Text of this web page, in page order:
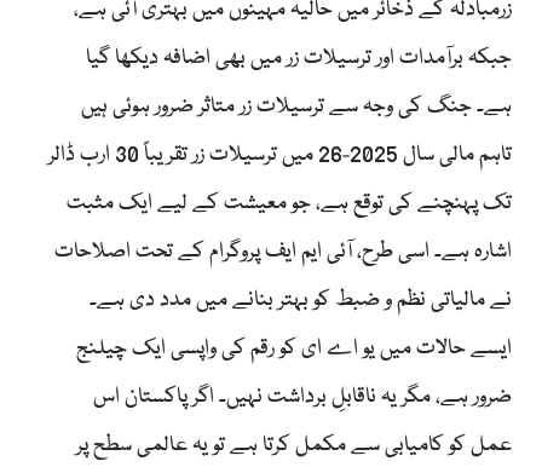
زرمبادلہ کے ذخائر میں حالیہ مہینوں میں بہتری آئی ہے،
جبکہ برآمدات اور ترسیلات زر میں بھی اضافہ دیکھا گیا
ہے۔ جنگ کی وجہ سے ترسیلات زر متاثر ضرور ہوئی ہیں
تاہم مالی سال 2025-26 میں ترسیلات زر تقریباً 30 ارب ڈالر
تک پہنچنے کی توقع ہے، جو معیشت کے لیے ایک مثبت
اشارہ ہے۔ اسی طرح، آئی ایم ایف پروگرام کے تحت اصلاحات
نے مالیاتی نظم و ضبط کو بہتر بنانے میں مدد دی ہے۔
ایسے حالات میں یو اے ای کو رقم کی واپسی ایک چیلنج
ضرور ہے، مگر یہ ناقابلِ برداشت نہیں۔ اگر پاکستان اس
عمل کو کامیابی سے مکمل کرتا ہے تو یہ عالمی سطح پر